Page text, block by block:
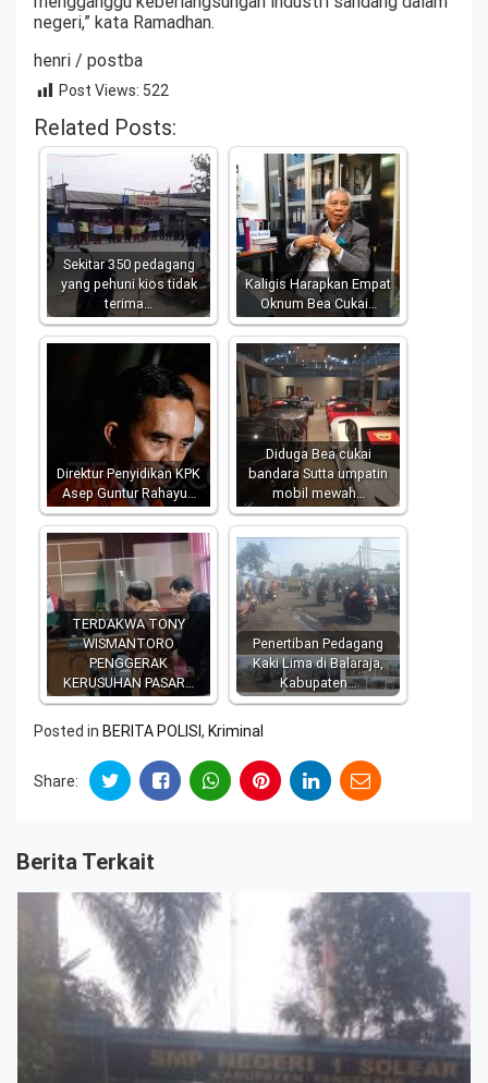
negeri,” kata Ramadhan.
henri / postba
Post Views: 522
Related Posts:
Sekitar 350 pedagang
yang pehuni kios tidak
terima…
Kaligis Harapkan Empat
Oknum Bea Cukai…
Direktur Penyidikan KPK
Asep Guntur Rahayu…
Diduga Bea cukai
bandara Sutta umpatin
mobil mewah…
TERDAKWA TONY
WISMANTORO
PENGGERAK
KERUSUHAN PASAR…
Penertiban Pedagang
Kaki Lima di Balaraja,
Kabupaten…
Posted in BERITA POLISI , Kriminal
Share:
Berita Terkait